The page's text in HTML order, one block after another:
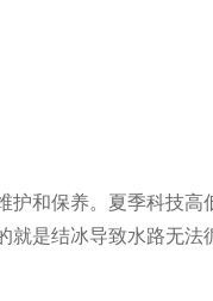
护和保养。夏季科技高
是结冰导致水路无法